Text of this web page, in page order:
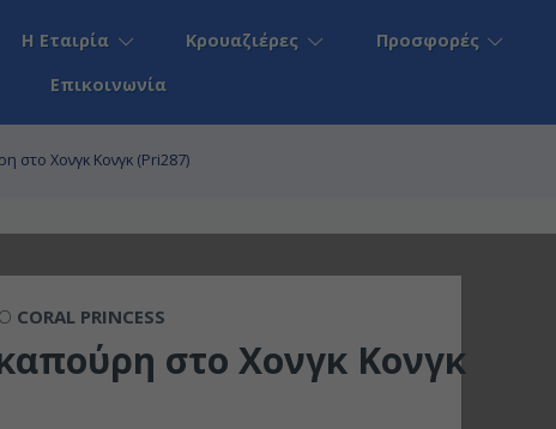
Η Εταιρία Κρουαζιέρες Προσφορές
Επικοινωνία
στο Χονγκ Κονγκ (Pri287)
CORAL PRINCESS
στο Χονγκ Κονγκ